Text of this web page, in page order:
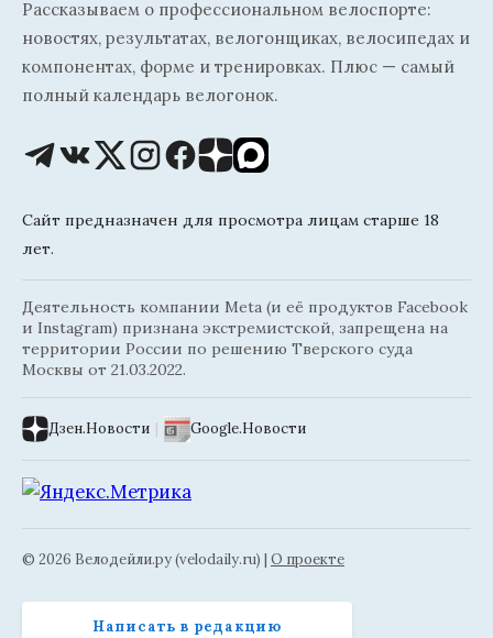
Рассказываем о профессиональном велоспорте:
новостях, результатах, велогонщиках, велосипедах и
компонентах, форме и тренировках. Плюс — самый
полный календарь велогонок.
Сайт предназначен для просмотра лицам старше 18
лет.
Деятельность компании Meta (и её продуктов Facebook
и Instagram) признана экстремистской, запрещена на
территории России по решению Тверского суда
Москвы от 21.03.2022.
Дзен.Новости | Google.Новости
© 2026 Велодейли.ру (velodaily.ru) | О проекте
Написать в редакцию